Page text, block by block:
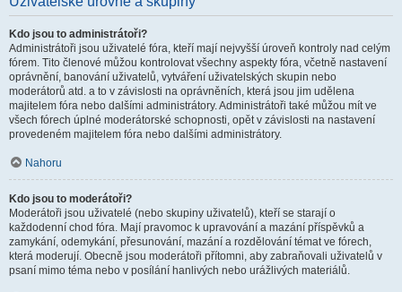
Kdo jsou to administrátoři?
Administrátoři jsou uživatelé fóra, kteří mají nejvyšší úroveň kontroly nad celým
fórem. Tito členové můžou kontrolovat všechny aspekty fóra, včetně nastavení
oprávnění, banování uživatelů, vytváření uživatelských skupin nebo
moderátorů atd. a to v závislosti na oprávněních, která jsou jim udělena
majitelem fóra nebo dalšími administrátory. Administrátoři také můžou mít ve
všech fórech úplné moderátorské schopnosti, opět v závislosti na nastavení
provedeném majitelem fóra nebo dalšími administrátory.
Nahoru
Kdo jsou to moderátoři?
Moderátoři jsou uživatelé (nebo skupiny uživatelů), kteří se starají o
každodenní chod fóra. Mají pravomoc k upravování a mazání příspěvků a
zamykání, odemykání, přesunování, mazání a rozdělování témat ve fórech,
která moderují. Obecně jsou moderátoři přítomni, aby zabraňovali uživatelů v
psaní mimo téma nebo v posílání hanlivých nebo urážlivých materiálů.